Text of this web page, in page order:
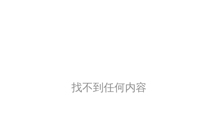
找不到任何内容